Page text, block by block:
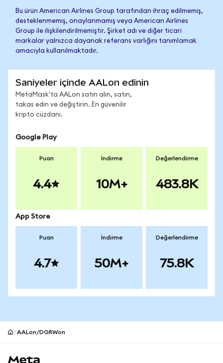
Bu ürün American Airlines Group tarafından ihraç edilmemiş,
desteklenmemiş, onaylanmamış veya American Airlines
Group ile ilişkilendirilmemiştir. Şirket adı ve diğer ticari
markalar yalnızca dayanak referans varlığını tanımlamak
amacıyla kullanılmaktadır.
Saniyeler içinde AALon edinin
MetaMask'ta AALon satın alın, satın,
takas edin ve değiştirin. En güvenilir
kripto cüzdanı.
Google Play
Puan
4.4
İndirme
10M+
Değerlendirme
483.8K
App Store
Puan
4.7
İndirme
50M+
Değerlendirme
75.8K
AALon/DGRWon